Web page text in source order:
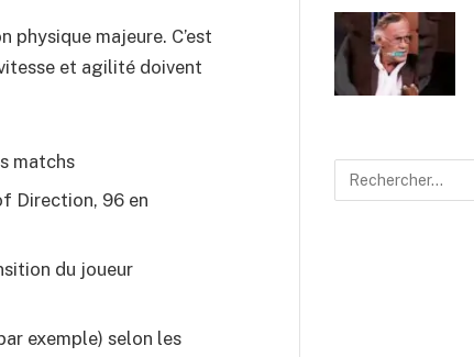
physique majeure. C’est
et agilité doivent
matchs
Direction, 96 en
du joueur
exemple) selon les